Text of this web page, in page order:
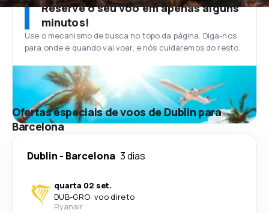
Reserve o seu voo em apenas alguns
minutos!
Use o mecanismo de busca no topo da página. Diga-nos
para onde e quando vai voar, e nós cuidaremos do resto.
Ofertas especiais de voos de Dublin para
Barcelona
Dublin - Barcelona 3 dias
quarta 02 set.
DUB-GRO· voo direto
Ryanair